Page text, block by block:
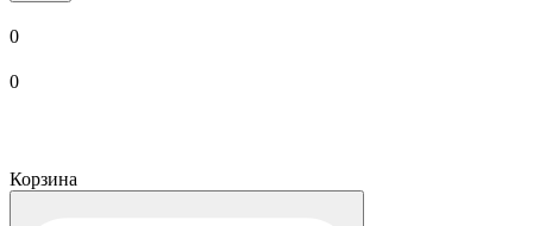
0
0
Корзина